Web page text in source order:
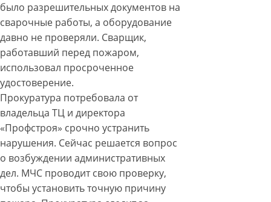
было разрешительных документов на
сварочные работы, а оборудование
давно не проверяли. Сварщик,
работавший перед пожаром,
использовал просроченное
удостоверение.
Прокуратура потребовала от
владельца ТЦ и директора
«Профстроя» срочно устранить
нарушения. Сейчас решается вопрос
о возбуждении административных
дел. МЧС проводит свою проверку,
чтобы установить точную причину